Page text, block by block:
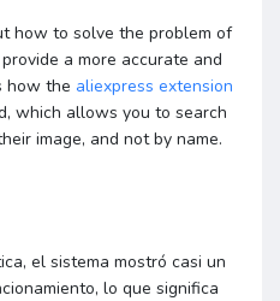
how to solve the problem of
a more accurate and
how the aliexpress extension
which allows you to search
image, and not by name.
el sistema mostró casi un
lo que significa